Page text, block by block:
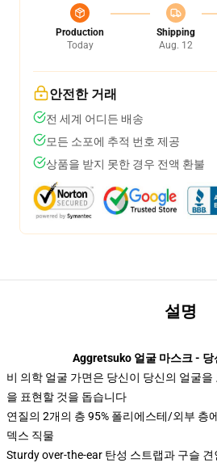
Production
Today
Shipping
Aug. 12
안전한 거래
전 세계 어디든 배송
모든 소포에 추적 번호 제공
상품을 받지 못한 경우 전액 환불
설명
Aggretsuko 얼굴 마스크 - 당
비 의학 얼굴 가면은 당신이 당신의 얼굴을
을 표현할 것을 돕습니다
연질의 2개의 층 95% 폴리에스테/외부 층
덱스 직물
Sturdy over-the-ear 탄성 스트랩과 구슬